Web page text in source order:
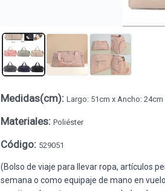
Medidas(cm): Largo: 51cm x Ancho:
Materiales: Poliéster
Código: 529051
(Bolso de viaje para llevar ropa, artículos
semana o como equipaje de mano en